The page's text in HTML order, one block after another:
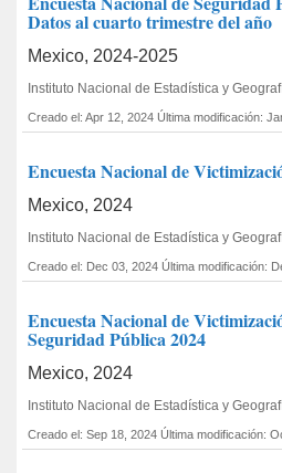
Datos al cuarto trimestre del año
Mexico, 2024-2025
Instituto Nacional de Estadística y
Creado el: Apr 12, 2024 Última modificación:
Encuesta Nacional de
Mexico, 2024
Instituto Nacional de Estadística y
Creado el: Dec 03, 2024 Última modificación:
Encuesta Nacional de
Seguridad Pública 2024
Mexico, 2024
Instituto Nacional de Estadística y
Creado el: Sep 18, 2024 Última modificación: